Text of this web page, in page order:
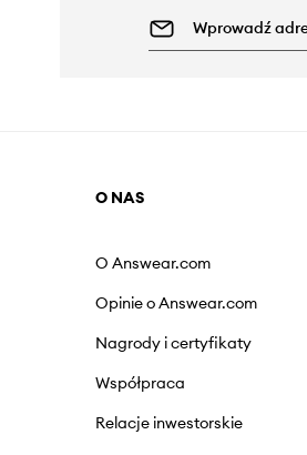
O NAS
O Answear.com
Opinie o Answear.com
Nagrody i certyfikaty
Współpraca
Relacje inwestorskie